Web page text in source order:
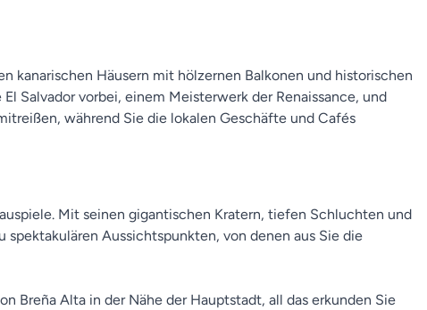
kanarischen Häusern mit hölzernen Balkonen und historischen
Salvador vorbei, einem Meisterwerk der Renaissance, und
während Sie die lokalen Geschäfte und Cafés
Mit seinen gigantischen Kratern, tiefen Schluchten und
Aussichtspunkten, von denen aus Sie die
Breña Alta in der Nähe der Hauptstadt, all das erkunden Sie